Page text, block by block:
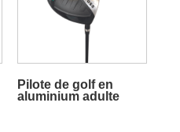
Pilote de golf en
aluminium adulte